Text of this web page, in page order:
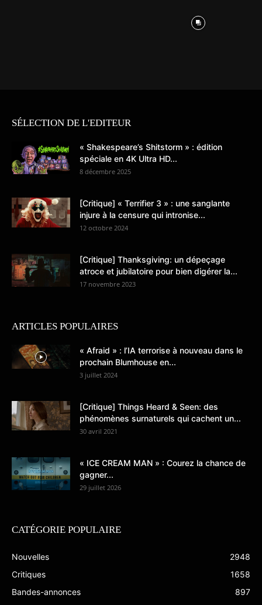
SÉLECTION DE L'EDITEUR
« Shakespeare’s Shitstorm » : édition
spéciale en 4K Ultra HD...
8 décembre 2025
[Critique] « Terrifier 3 » : une sanglante
injure à la censure qui intronise...
12 octobre 2024
[Critique] Thanksgiving: un dépeçage
atroce et jubilatoire pour bien digérer la...
17 novembre 2023
ARTICLES POPULAIRES
« Afraid » : l’IA terrorise à nouveau dans le
prochain Blumhouse en...
3 juillet 2024
[Critique] Things Heard & Seen: des
phénomènes surnaturels qui cachent un...
30 avril 2021
« ICE CREAM MAN » : Courez la chance de
gagner...
29 juillet 2026
CATÉGORIE POPULAIRE
Nouvelles
2948
Critiques
1658
Bandes-annonces
897